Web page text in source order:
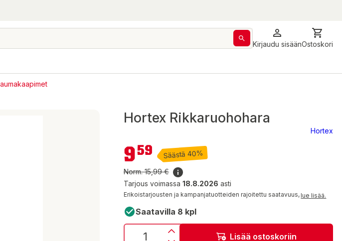
Kirjaudu sisäänOstoskori
Hortex Rikkaruohohara
Hortex
9,59 €
959 Säästä 40%
Norm.15,99 €
Tarjous voimassa 18.8.2026 asti
Erikoistarjousten ja kampanjatuotteiden rajoitettu saatavuus,lue lisää.
Saatavilla 8 kpl
Lisää ostoskoriin